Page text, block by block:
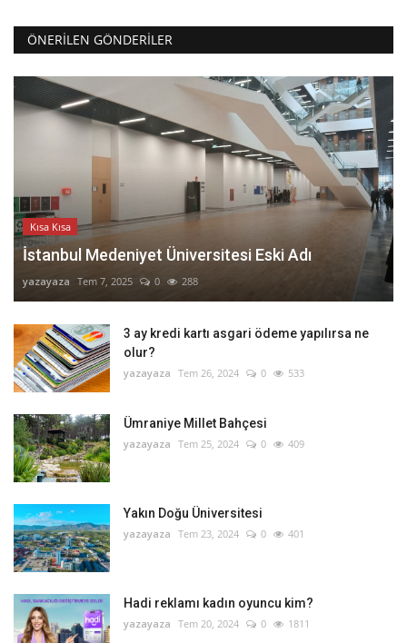
ÖNERILEN GÖNDERILER
Kısa Kısa
İstanbul Medeniyet Üniversitesi Eski Adı
yazayaza Tem 7, 2025 0 288
3 ay kredi kartı asgari ödeme yapılırsa ne
olur?
yazayaza Tem 26, 2024 0 533
Ümraniye Millet Bahçesi
yazayaza Tem 25, 2024 0 409
Yakın Doğu Üniversitesi
yazayaza Tem 23, 2024 0 401
Hadi reklamı kadın oyuncu kim?
yazayaza Tem 20, 2024 0 1811